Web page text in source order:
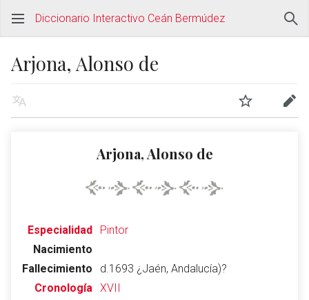
Diccionario Interactivo Ceán Bermúdez
Arjona, Alonso de
Arjona, Alonso de
Especialidad
Pintor
Nacimiento
Fallecimiento
d.1693 ¿Jaén, Andalucía)?
Cronología XVII